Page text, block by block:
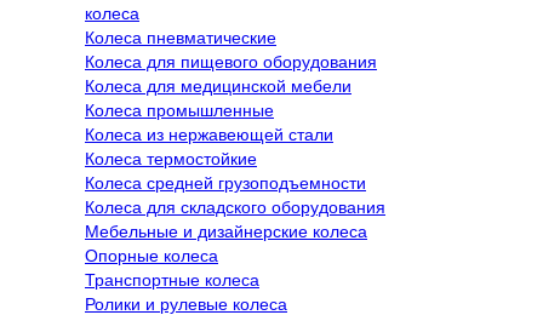
колеса
Колеса пневматические
Колеса для пищевого оборудования
Колеса для медицинской мебели
Колеса промышленные
Колеса из нержавеющей стали
Колеса термостойкие
Колеса средней грузоподъемности
Колеса для складского оборудования
Мебельные и дизайнерские колеса
Опорные колеса
Транспортные колеса
Ролики и рулевые колеса